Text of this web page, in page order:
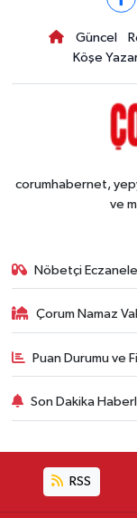
Güncel
Köşe
corumhabernet,
ve
Nöbetçi
Çorum Namaz
Puan Durumu ve
Son Dakika
RSS